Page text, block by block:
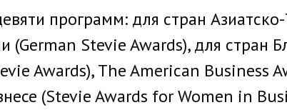
программ: для стран Азиатско-
(German Stevie Awards), для стран
Awards), The American Business
(Stevie Awards for Women in